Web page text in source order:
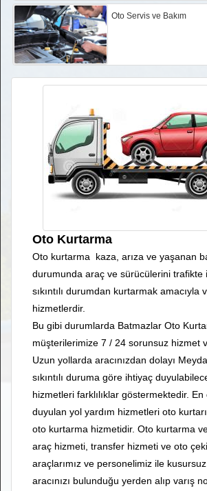
Oto Servis ve Bakım
Oto Kurtarma
Oto kurtarma kaza, arıza ve yaşanan
durumunda araç ve sürücülerini trafikte
sıkıntılı durumdan kurtarmak amacıyla
hizmetlerdir.
Bu gibi durumlarda Batmazlar Oto
müşterilerimize 7 / 24 sorunsuz hizmet
Uzun yollarda aracınızdan dolayı
sıkıntılı duruma göre ihtiyaç
hizmetleri farklılıklar göstermektedir.
duyulan yol yardım hizmetleri oto
oto kurtarma hizmetidir. Oto kurtarma ve
araç hizmeti, transfer hizmeti ve oto
araçlarımız ve personelimiz ile
aracınızı bulunduğu yerden alıp varış